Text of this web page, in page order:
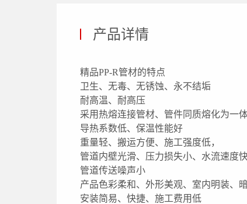
产品详情
精品PP-R管材的特点
卫生、无毒、无锈蚀、永不结垢
耐高温、耐高压
采用热熔连接管材、管件同质熔化为一
导热系数低、保温性能好
重量轻、搬运方便、施工强度低，
管道内壁光滑、压力损失小、水流速度
管道传送噪声小
产品色彩柔和、外形美观、室内明装、
安装简易、快捷、施工费用低